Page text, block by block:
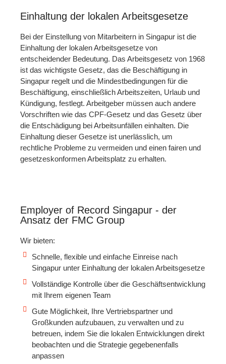
Einhaltung der lokalen Arbeitsgesetze
Bei der Einstellung von Mitarbeitern in Singapur ist die
Einhaltung der lokalen Arbeitsgesetze von
entscheidender Bedeutung. Das Arbeitsgesetz von 1968
ist das wichtigste Gesetz, das die Beschäftigung in
Singapur regelt und die Mindestbedingungen für die
Beschäftigung, einschließlich Arbeitszeiten, Urlaub und
Kündigung, festlegt. Arbeitgeber müssen auch andere
Vorschriften wie das CPF-Gesetz und das Gesetz über
die Entschädigung bei Arbeitsunfällen einhalten. Die
Einhaltung dieser Gesetze ist unerlässlich, um
rechtliche Probleme zu vermeiden und einen fairen und
gesetzeskonformen Arbeitsplatz zu erhalten.
Employer of Record Singapur - der
Ansatz der FMC Group
Wir bieten:
Schnelle, flexible und einfache Einreise nach
Singapur unter Einhaltung der lokalen Arbeitsgesetze
Vollständige Kontrolle über die Geschäftsentwicklung
mit Ihrem eigenen Team
Gute Möglichkeit, Ihre Vertriebspartner und
Großkunden aufzubauen, zu verwalten und zu
betreuen, indem Sie die lokalen Entwicklungen direkt
beobachten und die Strategie gegebenenfalls
anpassen